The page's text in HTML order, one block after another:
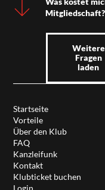
Mitgliedschaft?
Weitere
Fragen
laden
Startseite
Vorteile
Über den Klub
FAQ
Kanzleifunk
Kontakt
Klubticket buchen
Login